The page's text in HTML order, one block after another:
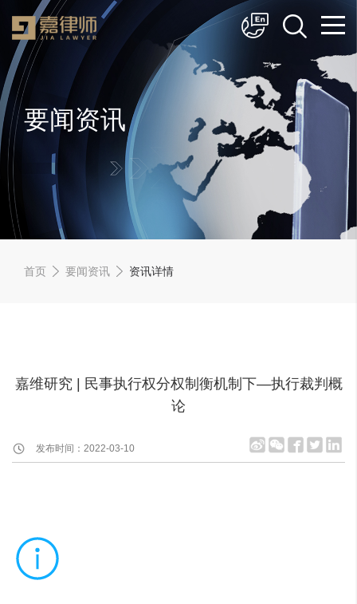
简体中文
English
要闻资讯
首页 要闻资讯 资讯详情
嘉维研究 | 民事执行权分权制衡机制下—执行裁判概
论
发布时间：2022-03-10